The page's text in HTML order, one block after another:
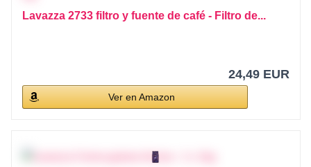
Lavazza 2733 filtro y fuente de café - Filtro de...
24,49 EUR
Ver en Amazon